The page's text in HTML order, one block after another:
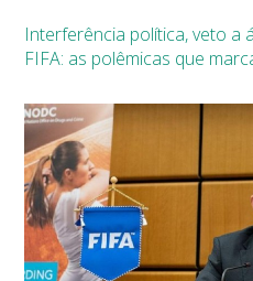
Interferência política, veto a
FIFA: as polêmicas que